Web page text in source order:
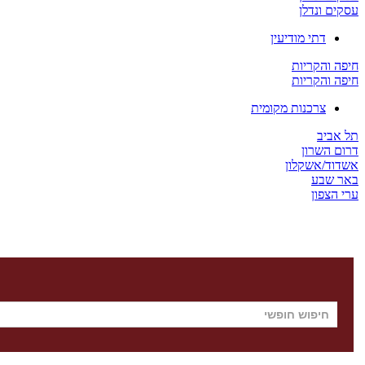
עסקים ונדלן
דתי מודיעין
חיפה והקריות
חיפה והקריות
צרכנות מקומית
תל אביב
דרום השרון
אשדוד/אשקלון
באר שבע
ערי הצפון